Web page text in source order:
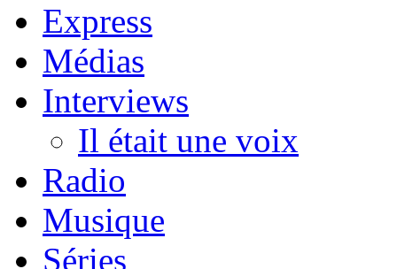
Express
Médias
Interviews
Il était une voix
Radio
Musique
Séries